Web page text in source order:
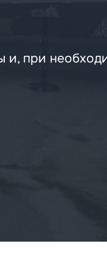
и, при
Класс применения:23